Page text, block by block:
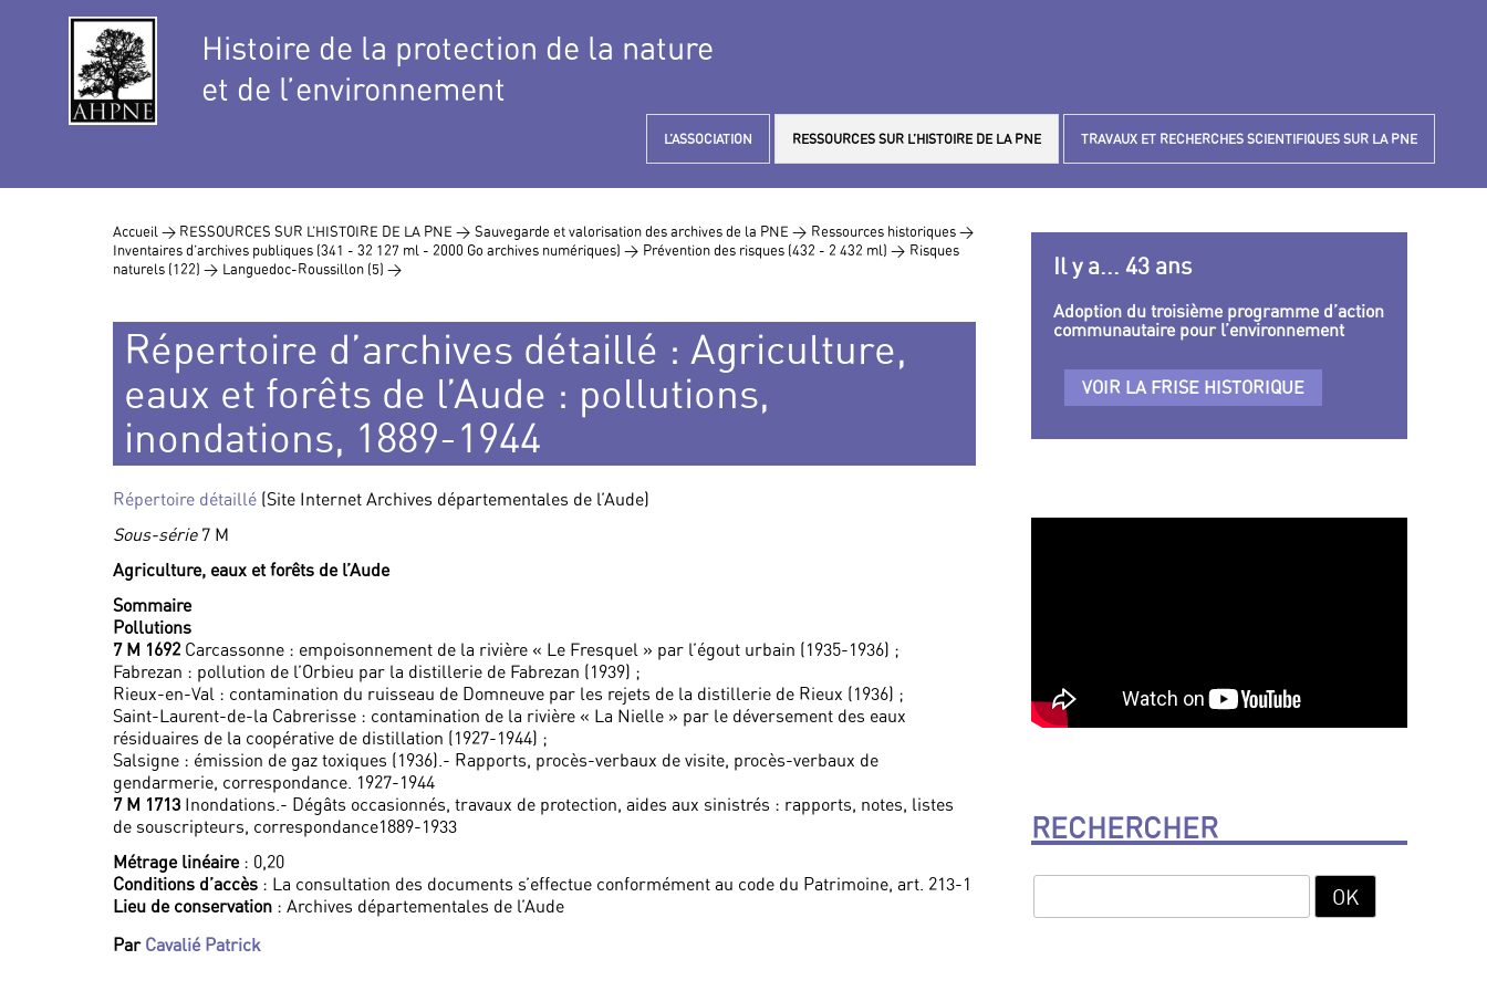
Histoire de la protection de la nature
et de l’environnement
L’ASSOCIATION RESSOURCES SUR L’HISTOIRE DE LA PNE TRAVAUX ET RECHERCHES SCIENTIFIQUES SUR LA PNE
Accueil > RESSOURCES SUR L’HISTOIRE DE LA PNE > Sauvegarde et valorisation des archives de la PNE > Ressources historiques >
Inventaires d’archives publiques (341 - 32 127 ml - 2000 Go archives numériques) > Prévention des risques (432 - 2 432 ml) > Risques
naturels (122) > Languedoc-Roussillon (5) >
Répertoire d’archives détaillé : Agriculture,
eaux et forêts de l’Aude : pollutions,
inondations, 1889-1944
Répertoire détaillé (Site Internet Archives départementales de l’Aude)
Sous-série7 M
Agriculture, eaux et forêts de l’Aude
Sommaire
Pollutions
7 M 1692 Carcassonne : empoisonnement de la rivière « Le Fresquel » par l’égout urbain (1935-1936) ;
Fabrezan : pollution de l’Orbieu par la distillerie de Fabrezan (1939) ;
Rieux-en-Val : contamination du ruisseau de Domneuve par les rejets de la distillerie de Rieux (1936) ;
Saint-Laurent-de-la Cabrerisse : contamination de la rivière « La Nielle » par le déversement des eaux
résiduaires de la coopérative de distillation (1927-1944) ;
Salsigne : émission de gaz toxiques (1936).- Rapports, procès-verbaux de visite, procès-verbaux de
gendarmerie, correspondance. 1927-1944
7 M 1713 Inondations.- Dégâts occasionnés, travaux de protection, aides aux sinistrés : rapports, notes, listes
de souscripteurs, correspondance1889-1933
Métrage linéaire: 0,20
Conditions d’accès : La consultation des documents s’effectue conformément au code du Patrimoine, art. 213-1
Lieu de conservation : Archives départementales de l’Aude
Par Cavalié Patrick
Il y a... 43 ans
Adoption du troisième programme d’action
communautaire pour l’environnement
VOIR LA FRISE HISTORIQUE
RECHERCHER